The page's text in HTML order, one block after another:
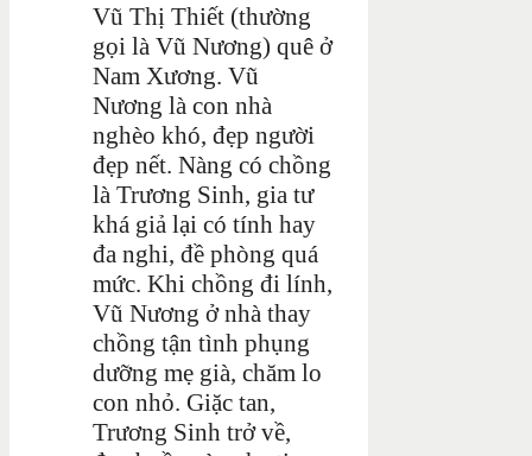
Vũ Thị Thiết (thường
gọi là Vũ Nương) quê ở
Nam Xương. Vũ
Nương là con nhà
nghèo khó, đẹp người
đẹp nết. Nàng có chồng
là Trương Sinh, gia tư
khá giả lại có tính hay
đa nghi, đề phòng quá
mức. Khi chồng đi lính,
Vũ Nương ở nhà thay
chồng tận tình phụng
dưỡng mẹ già, chăm lo
con nhỏ. Giặc tan,
Trương Sinh trở về,